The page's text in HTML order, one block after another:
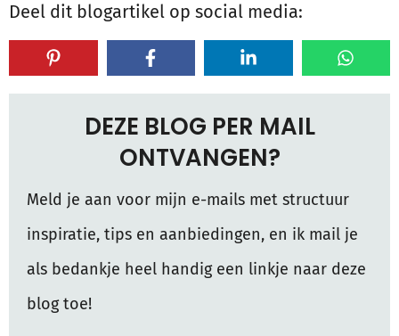
Deel dit blogartikel op social media:
DEZE BLOG PER MAIL
ONTVANGEN?
Meld je aan voor mijn e-mails met structuur
inspiratie, tips en aanbiedingen, en ik mail je
als bedankje heel handig een linkje naar deze
blog toe!